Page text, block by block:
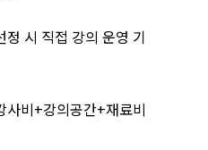
시 직접 강의 운영 기
비+강의공간+재료비